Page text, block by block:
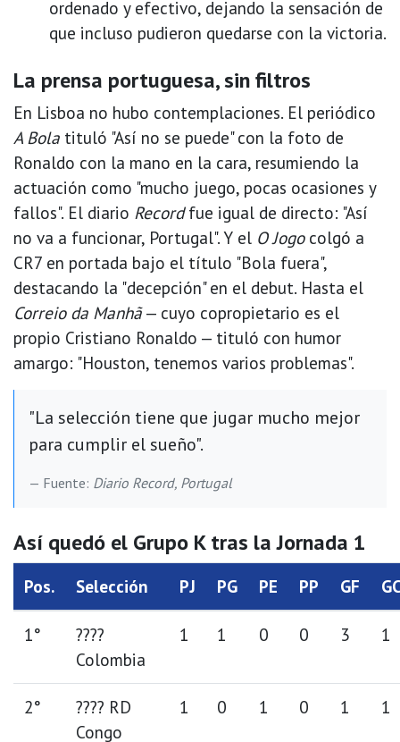
ordenado y efectivo, dejando la sensación de
que incluso pudieron quedarse con la victoria.
La prensa portuguesa, sin filtros
En Lisboa no hubo contemplaciones. El periódico
A Bola tituló "Así no se puede" con la foto de
Ronaldo con la mano en la cara, resumiendo la
actuación como "mucho juego, pocas ocasiones y
fallos". El diario Recordfue igual de directo: "Así
no va a funcionar, Portugal". Y el O Jogocolgó a
CR7 en portada bajo el título "Bola fuera",
destacando la "decepción" en el debut. Hasta el
Correio da Manhã— cuyo copropietario es el
propio Cristiano Ronaldo — tituló con humor
amargo: "Houston, tenemos varios problemas".
"La selección tiene que jugar mucho mejor
para cumplir el sueño".
Fuente: Diario Record, Portugal
Así quedó el Grupo K tras la Jornada 1
Pos. Selección PJ PG PE PP GF
1°
????
Colombia
1 1 0 0 3 1
2°
???? RD
Congo
1 0 1 0 1 1